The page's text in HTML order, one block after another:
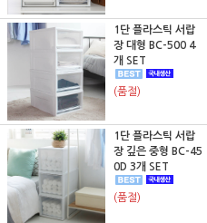
1단 플라스틱 서랍
장 대형 BC-500 4
개 SET
(품절)
1단 플라스틱 서랍
장 깊은 중형 BC-45
0D 3개 SET
(품절)